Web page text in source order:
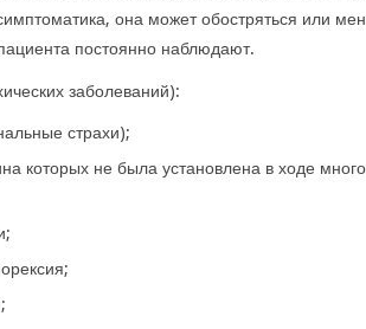
она может обостряться или
постоянно наблюдают.
заболеваний):
страхи);
которых не была установлена в ходе